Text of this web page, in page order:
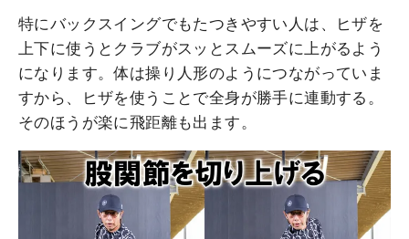
特にバックスイングでもたつきやすい人は、ヒザを
上下に使うとクラブがスッとスムーズに上がるよう
になります。体は操り人形のようにつながっていま
すから、ヒザを使うことで全身が勝手に連動する。
そのほうが楽に飛距離も出ます。